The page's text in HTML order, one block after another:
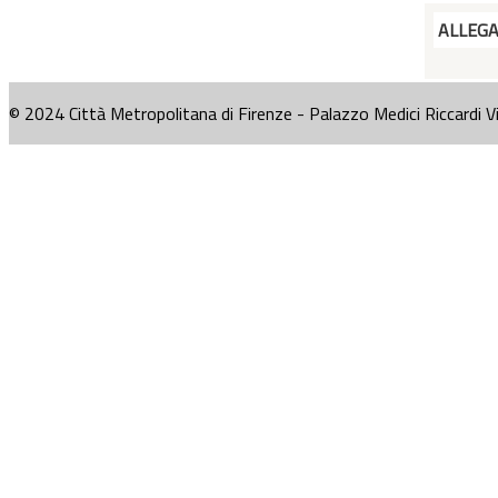
© 2024 Città Metropolitana di Firenze - Palazzo Medici Riccardi